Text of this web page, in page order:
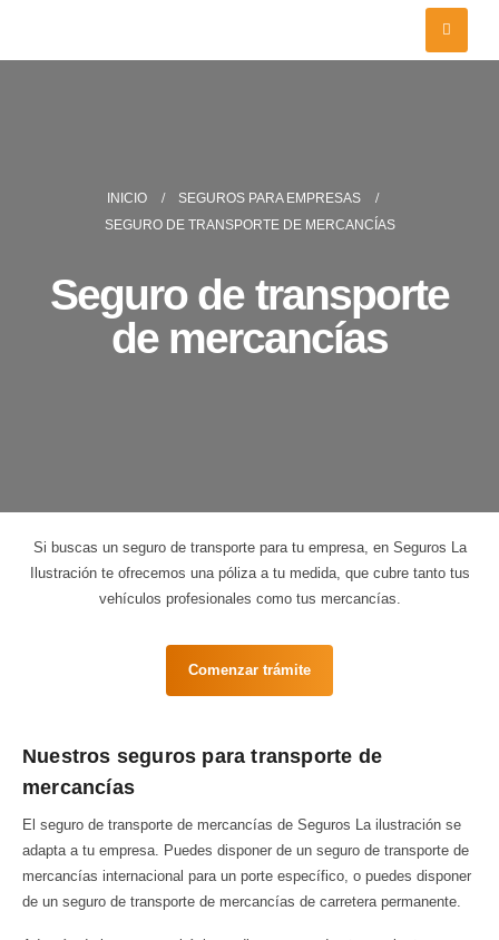
INICIO
SEGUROS PARA EMPRESAS
SEGURO DE TRANSPORTE DE MERCANCÍAS
Seguro de transporte
de mercancías
Si buscas un seguro de transporte para tu empresa, en Seguros La
Ilustración te ofrecemos una póliza a tu medida, que cubre tanto tus
vehículos profesionales como tus mercancías.
Comenzar trámite
Nuestros seguros para transporte de
mercancías
El seguro de transporte de mercancías de Seguros La ilustración se
adapta a tu empresa. Puedes disponer de un seguro de transporte de
mercancías internacional para un porte específico, o puedes disponer
de un seguro de transporte de mercancías de carretera permanente.